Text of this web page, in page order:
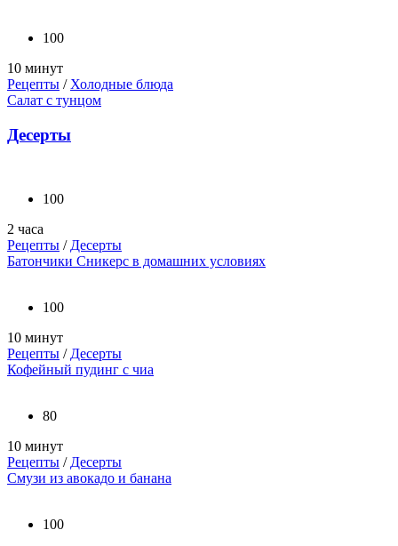
100
10 минут
Рецепты / Холодные блюда
Салат с тунцом
Десерты
100
2 часа
Рецепты / Десерты
Батончики Сникерс в домашних условиях
100
10 минут
Рецепты / Десерты
Кофейный пудинг с чиа
80
10 минут
Рецепты / Десерты
Смузи из авокадо и банана
100